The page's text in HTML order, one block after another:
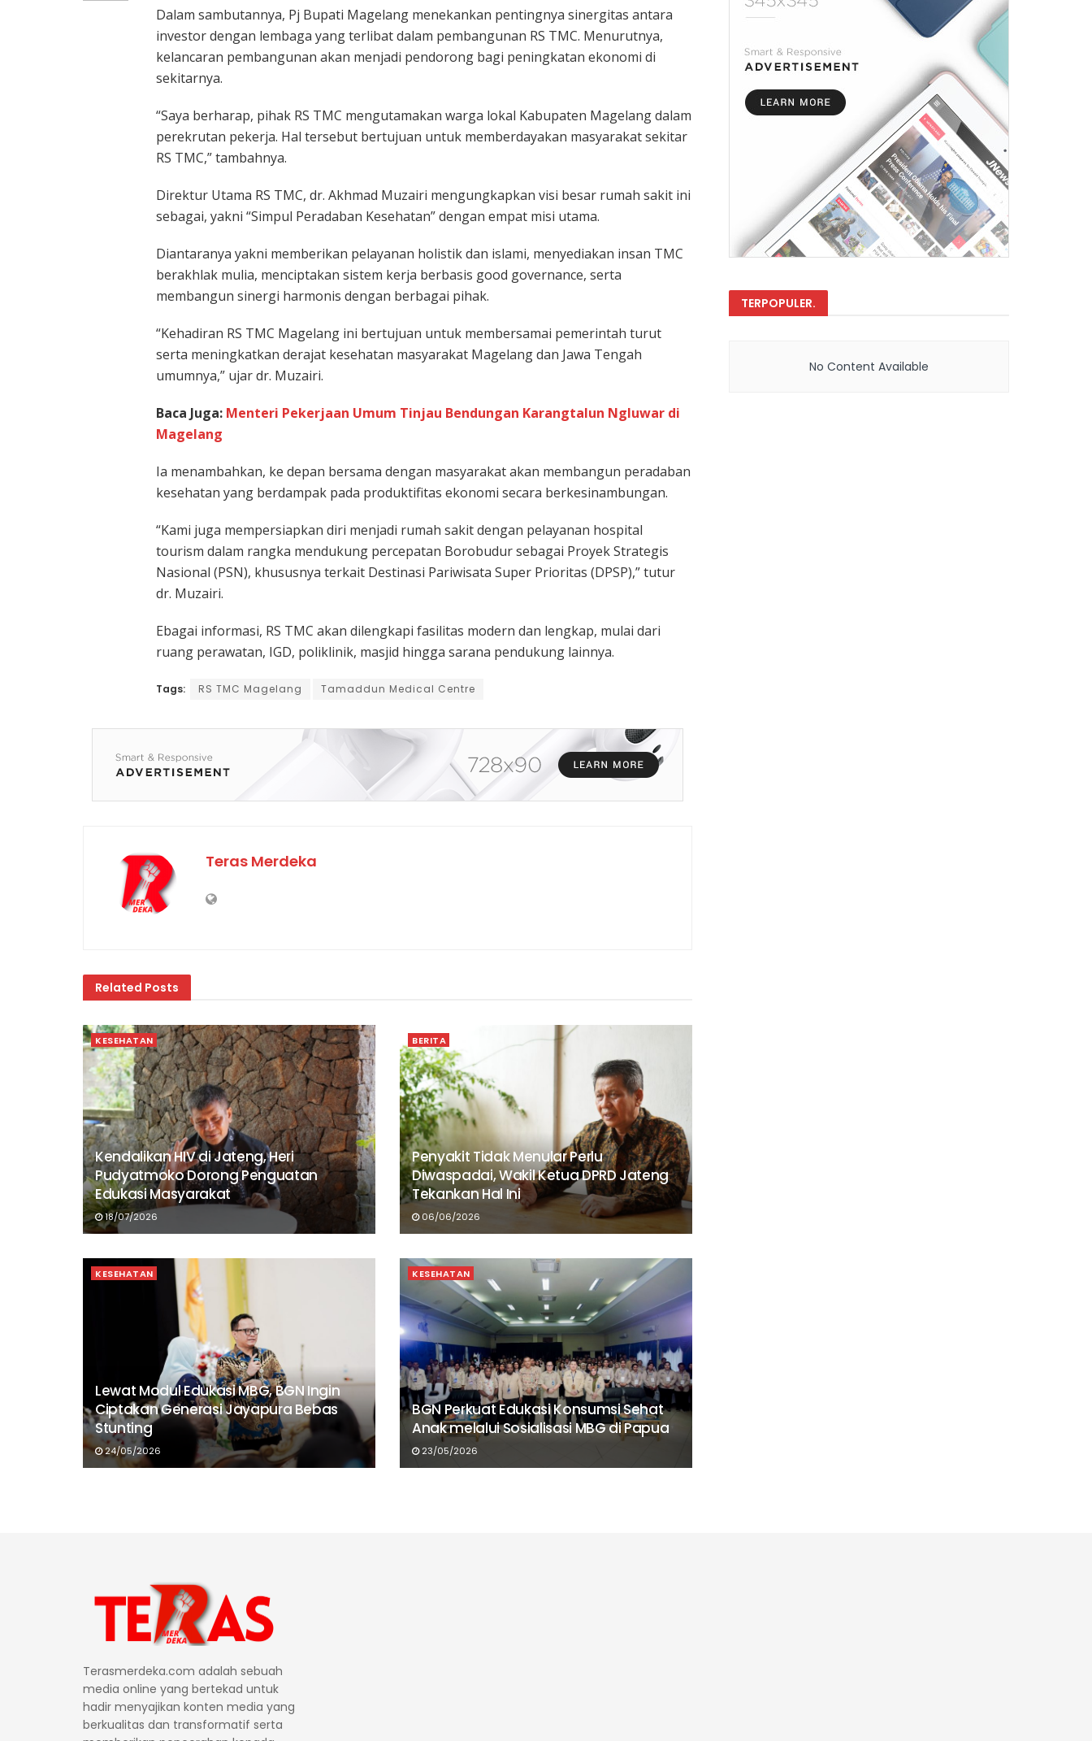
Dalam sambutannya, Pj Bupati Magelang menekankan pentingnya sinergitas antara
investor dengan lembaga yang terlibat dalam pembangunan RS TMC. Menurutnya,
kelancaran pembangunan akan menjadi pendorong bagi peningkatan ekonomi di
sekitarnya.
“Saya berharap, pihak RS TMC mengutamakan warga lokal Kabupaten Magelang dalam
perekrutan pekerja. Hal tersebut bertujuan untuk memberdayakan masyarakat sekitar
RS TMC,” tambahnya.
Direktur Utama RS TMC, dr. Akhmad Muzairi mengungkapkan visi besar rumah sakit ini
sebagai, yakni “Simpul Peradaban Kesehatan” dengan empat misi utama.
Diantaranya yakni memberikan pelayanan holistik dan islami, menyediakan insan TMC
berakhlak mulia, menciptakan sistem kerja berbasis good governance, serta
membangun sinergi harmonis dengan berbagai pihak.
“Kehadiran RS TMC Magelang ini bertujuan untuk membersamai pemerintah turut
serta meningkatkan derajat kesehatan masyarakat Magelang dan Jawa Tengah
umumnya,” ujar dr. Muzairi.
Baca Juga: Menteri Pekerjaan Umum Tinjau Bendungan Karangtalun Ngluwar di
Magelang
Ia menambahkan, ke depan bersama dengan masyarakat akan membangun peradaban
kesehatan yang berdampak pada produktifitas ekonomi secara berkesinambungan.
“Kami juga mempersiapkan diri menjadi rumah sakit dengan pelayanan hospital
tourism dalam rangka mendukung percepatan Borobudur sebagai Proyek Strategis
Nasional (PSN), khususnya terkait Destinasi Pariwisata Super Prioritas (DPSP),” tutur
dr. Muzairi.
Ebagai informasi, RS TMC akan dilengkapi fasilitas modern dan lengkap, mulai dari
ruang perawatan, IGD, poliklinik, masjid hingga sarana pendukung lainnya.
Tags: RS TMC Magelang Tamaddun Medical Centre
Teras Merdeka
Related Posts
KESEHATAN
Kendalikan HIV di Jateng, Heri
Pudyatmoko Dorong Penguatan
Edukasi Masyarakat
18/07/2026
BERITA
Penyakit Tidak Menular Perlu
Diwaspadai, Wakil Ketua DPRD Jateng
Tekankan Hal Ini
06/06/2026
KESEHATAN
Lewat Modul Edukasi MBG, BGN Ingin
Ciptakan Generasi Jayapura Bebas
Stunting
24/05/2026
KESEHATAN
BGN Perkuat Edukasi Konsumsi Sehat
Anak melalui Sosialisasi MBG di Papua
23/05/2026
TERPOPULER.
No Content Available
Terasmerdeka.com adalah sebuah
media online yang bertekad untuk
hadir menyajikan konten media yang
berkualitas dan transformatif serta